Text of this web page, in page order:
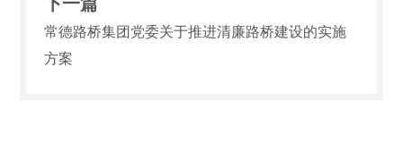
常德路桥集团党委关于推进清廉路桥建设的实施
方案